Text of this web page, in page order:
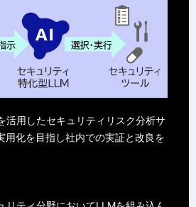
活用したセキュリティリスク分析サ
用化を目指し社内での実証と改良を